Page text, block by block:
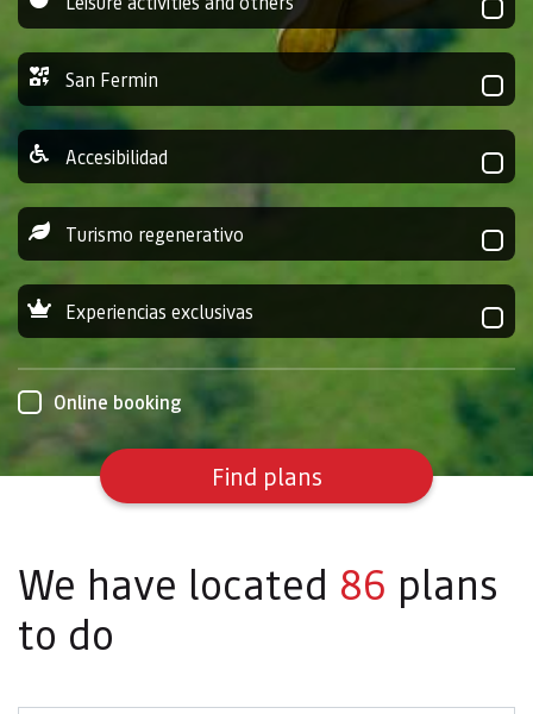
San Fermin
Accesibilidad
Turismo regenerativo
Experiencias exclusivas
Online booking
Find plans
We have located 86 plans
to do